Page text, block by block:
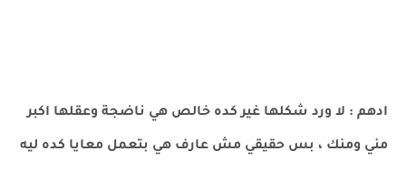
ادهم : لا ورد شكلها غير كده خالص هي ناضجة وعقلها اكبر
مني ومنك ، بس حقيقي مش عارف هي بتعمل معايا كده ليه